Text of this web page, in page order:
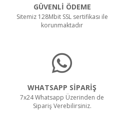
GÜVENLİ ÖDEME
Sitemiz 128Mbit SSL sertifikası ile
korunmaktadır
WHATSAPP SİPARİŞ
7x24 Whatsapp Üzerinden de
Sipariş Verebilirsiniz.